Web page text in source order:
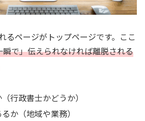
るページがトップページです。ここ
で」伝えられなければ離脱される
行政書士かどうか）
か（地域や業務）